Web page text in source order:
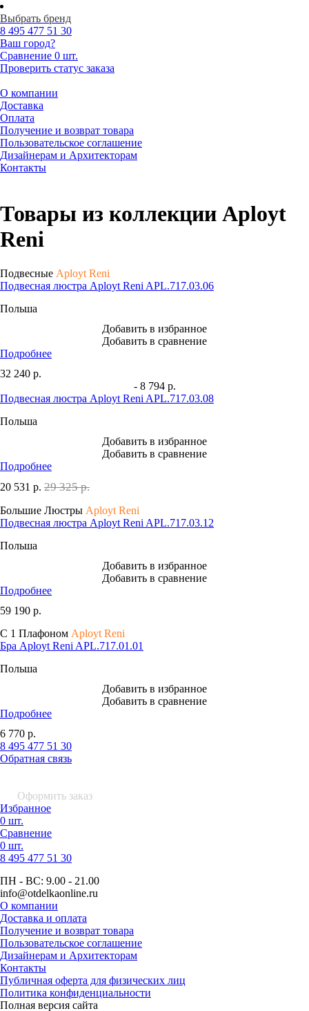
Выбрать бренд
8 495 477 51 30
Ваш город?
Сравнение 0 шт.
Проверить статус заказа
О компании
Доставка
Оплата
Получение и возврат товара
Пользовательское соглашение
Дизайнерам и Архитекторам
Контакты
Товары из коллекции Aployt
Reni
Подвесные Aployt Reni
Подвесная люстра Aployt Reni APL.717.03.06
Польша
Добавить в избранное
Добавить в сравнение
Подробнее
32 240 р.
- 8 794 р.
Подвесная люстра Aployt Reni APL.717.03.08
Польша
Добавить в избранное
Добавить в сравнение
Подробнее
20 531 р. 29 325 р.
Большие Люстры Aployt Reni
Подвесная люстра Aployt Reni APL.717.03.12
Польша
Добавить в избранное
Добавить в сравнение
Подробнее
59 190 р.
С 1 Плафоном Aployt Reni
Бра Aployt Reni APL.717.01.01
Польша
Добавить в избранное
Добавить в сравнение
Подробнее
6 770 р.
8 495 477 51 30
Обратная связь
Оформить заказ
Избранное
0 шт.
Сравнение
0 шт.
8 495 477 51 30
ПН - ВС: 9.00 - 21.00
info@otdelkaonline.ru
О компании
Доставка и оплата
Получение и возврат товара
Пользовательское соглашение
Дизайнерам и Архитекторам
Контакты
Публичная оферта для физических лиц
Политика конфиденциальности
Полная версия сайта